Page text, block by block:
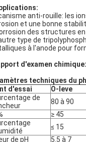
anti-rouille: les
et une bonne
des structures en
type de
à l'anode pour
d'examen chimique:
techniques du
d'essai
O-leve
de
80 à 90
≥ 45
≤ 15
de pH
5.5 à 7